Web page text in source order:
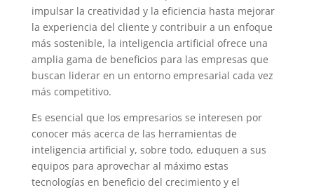
impulsar la creatividad y la eficiencia hasta mejorar
la experiencia del cliente y contribuir a un enfoque
más sostenible, la inteligencia artificial ofrece una
amplia gama de beneficios para las empresas que
buscan liderar en un entorno empresarial cada vez
más competitivo.
Es esencial que los empresarios se interesen por
conocer más acerca de las herramientas de
inteligencia artificial y, sobre todo, eduquen a sus
equipos para aprovechar al máximo estas
tecnologías en beneficio del crecimiento y el